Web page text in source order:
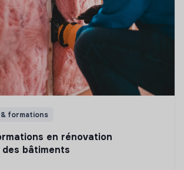
formations
en rénovation
bâtiments